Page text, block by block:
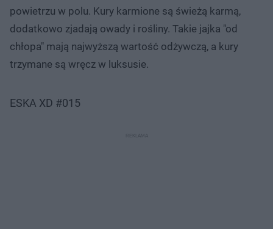
powietrzu w polu. Kury karmione są świeżą karmą,
dodatkowo zjadają owady i rośliny. Takie jajka "od
chłopa" mają najwyższą wartość odżywczą, a kury
trzymane są wręcz w luksusie.
ESKA XD #015